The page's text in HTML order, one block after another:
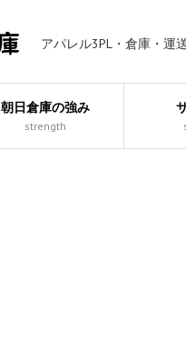
アパレル3PL・倉庫・運
朝日倉庫の強み
strength